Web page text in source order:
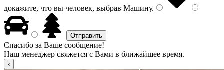
докажите, что вы человек, выбрав Машину.
Спасибо за Ваше сообщение!
Наш менеджер свяжется с Вами в ближайшее время.